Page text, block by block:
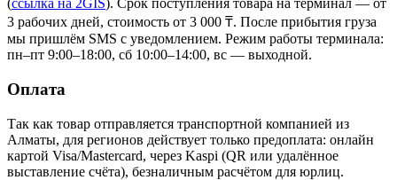
(ссылка на 2GIS). Срок поступления товара на терминал — от
3 рабочих дней, стоимость от 3 000 ₸. После прибытия груза
мы пришлём SMS с уведомлением. Режим работы терминала:
пн–пт 9:00–18:00, сб 10:00–14:00, вс — выходной.
Оплата
Так как товар отправляется транспортной компанией из
Алматы, для регионов действует только предоплата: онлайн
картой Visa/Mastercard, через Kaspi (QR или удалённое
выставление счёта), безналичным расчётом для юрлиц.